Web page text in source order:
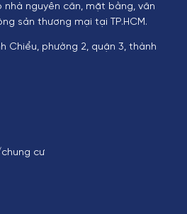
nguyên căn, mặt bằng, văn
sản thương mại tại TP.HCM.
Chiểu, phường 2, quận 3, thành
cư